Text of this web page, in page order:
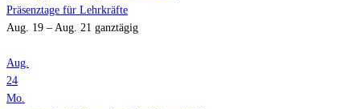
Präsenztage für Lehrkräfte
Aug. 19 – Aug. 21 ganztägig
Aug.
24
Mo.